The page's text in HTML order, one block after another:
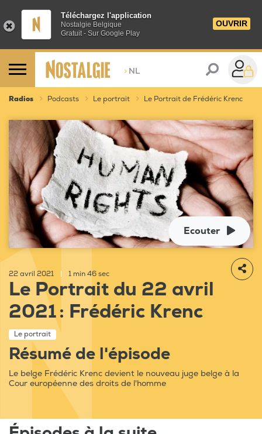
Téléchargez l'application
Nostalgie Belgique
Gratuit - Sur Google Play
OUVRIR
> NL
Radios Podcasts Le portrait Le Portrait de Frédéric Krenc
Ecouter
22 avril 2021 1 min 46 sec
Le Portrait du 22 avril
2021 : Frédéric Krenc
Le portrait
Résumé de l'épisode
Le belge Frédéric Krenc devient le nouveau juge belge à la
Cour européenne des droits de l'homme